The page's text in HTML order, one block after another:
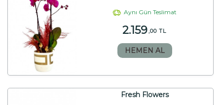
Aynı Gün Teslimat
2.159,00 TL
HEMEN AL
Fresh Flowers